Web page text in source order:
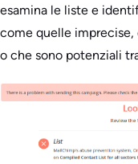
esamina le liste e
come quelle
o che sono potenziali